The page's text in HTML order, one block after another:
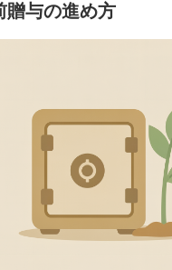
贈与の進め方